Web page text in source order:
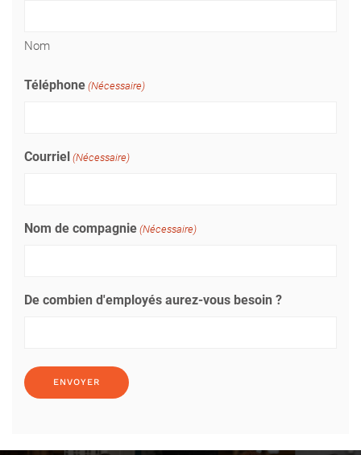
Nom
Téléphone (Nécessaire)
Courriel (Nécessaire)
Nom de compagnie (Nécessaire)
De combien d'employés aurez-vous besoin ?